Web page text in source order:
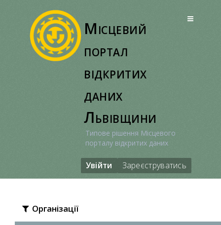
Місцевий
портал
відкритих
даних
Львівщини
Типове рішення Місцевого
порталу відкритих даних
Увійти Зареєструватись
Організації